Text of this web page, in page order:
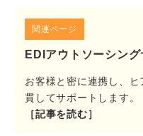
関連ページ
EDIアウトソーシング
お客様と密に連携し、
貫してサポートします。
［記事を読む］